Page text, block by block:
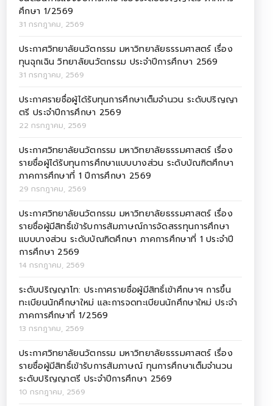
ศึกษา 1/2569
31 กรกฎาคม, 2569
ประกาศวิทยาลัยนวัตกรรม มหาวิทยาลัยธรรมศาสตร์ เรื่อง
ทุนฉุกเฉิน วิทยาลัยนวัตกรรม ประจำปีการศึกษา 2569
31 กรกฎาคม, 2569
ประกาศรายชื่อผู้ได้รับทุนการศึกษาเต็มจำนวน ระดับปริญญา
ตรี ประจำปีการศึกษา 2569
22 กรกฎาคม, 2569
ประกาศวิทยาลัยนวัตกรรม มหาวิทยาลัยธรรมศาสตร์ เรื่อง
รายชื่อผู้ได้รับทุนการศึกษาแบบบางส่วน ระดับบัณฑิตศึกษา
ภาคการศึกษาที่ 1 ปีการศึกษา 2569
29 กรกฎาคม, 2569
ประกาศวิทยาลัยนวัตกรรม มหาวิทยาลัยธรรมศาสตร์ เรื่อง
รายชื่อผู้มีสิทธิ์เข้ารับการสัมภาษณ์การจัดสรรทุนการศึกษา
แบบบางส่วน ระดับบัณฑิตศึกษา ภาคการศึกษาที่ 1 ประจำปี
การศึกษา 2569
14 กรกฎาคม, 2569
ระดับปริญญาโท: ประกาศรายชื่อผู้มีสิทธิ์เข้าศึกษาฯ การขึ้น
ทะเบียนนักศึกษาใหม่ และการจดทะเบียนนักศึกษาใหม่ ประจำ
ภาคการศึกษาที่ 1/2569
13 กรกฎาคม, 2569
ประกาศวิทยาลัยนวัตกรรม มหาวิทยาลัยธรรมศาสตร์ เรื่อง
รายชื่อผู้มีสิทธิ์เข้ารับการสัมภาษณ์ ทุนการศึกษาเต็มจำนวน
ระดับปริญญาตรี ประจำปีการศึกษา 2569
10 กรกฎาคม, 2569